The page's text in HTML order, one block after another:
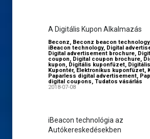
A Digitális Kupon Alkalmazás
Beconz, Beconz beacon technology
iBeacon technology, Digital
Digital advertisement brochure,
coupon, Digital coupon brochure,
kupon, Digitális kuponfüzet, Digitális
Kupontér, Elektronikus kuponfüzet,
Paparless digital advertisement,
digital coupons, Tudatos vásárlás
2018-07-08
iBeacon technológia az
Autókereskedésekben